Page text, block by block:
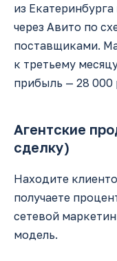
из
через Авито по
поставщиками.
к третьему
прибыль — 28 000
Агентские
сделку)
Находите
получаете
сетевой
модель.